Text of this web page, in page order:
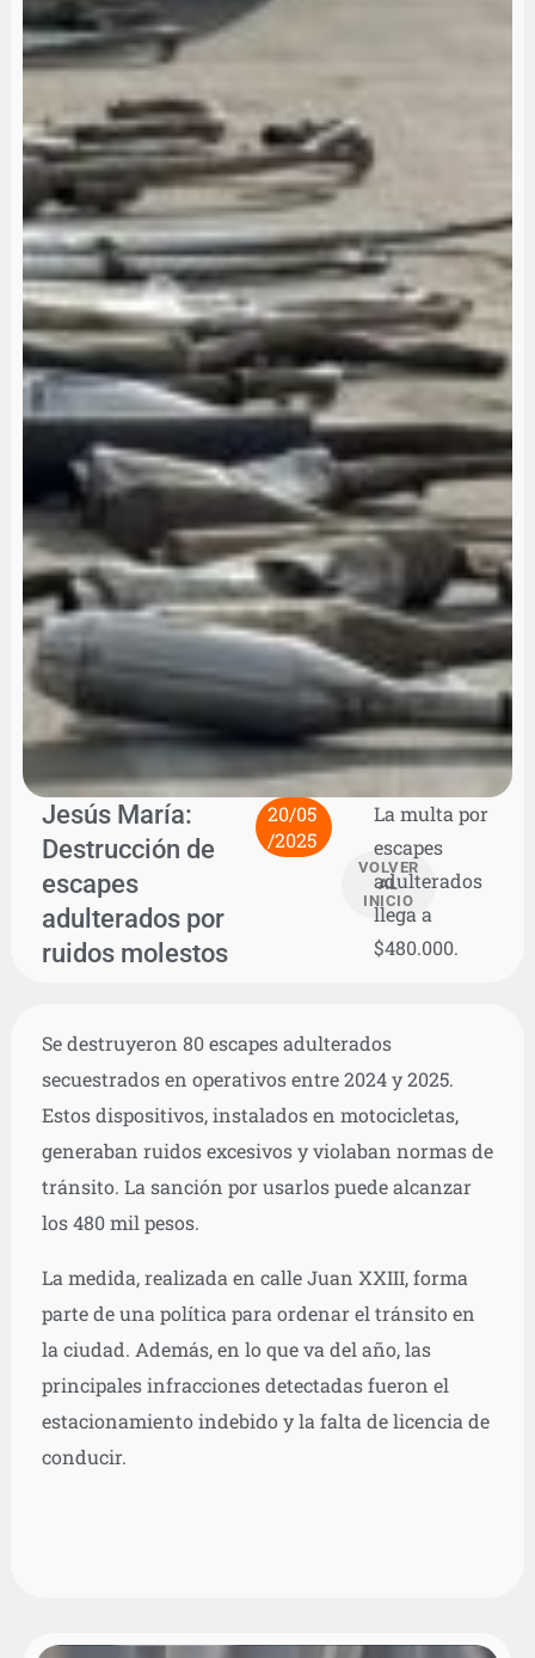
Jesús María:
Destrucción de
escapes
adulterados por
ruidos molestos
20/05
/2025
VOLVER
AL
INICIO
La multa por
escapes
adulterados
llega a
$480.000.
Se destruyeron 80 escapes adulterados
secuestrados en operativos entre 2024 y 2025.
Estos dispositivos, instalados en motocicletas,
generaban ruidos excesivos y violaban normas de
tránsito. La sanción por usarlos puede alcanzar
los 480 mil pesos.
La medida, realizada en calle Juan XXIII, forma
parte de una política para ordenar el tránsito en
la ciudad. Además, en lo que va del año, las
principales infracciones detectadas fueron el
estacionamiento indebido y la falta de licencia de
conducir.